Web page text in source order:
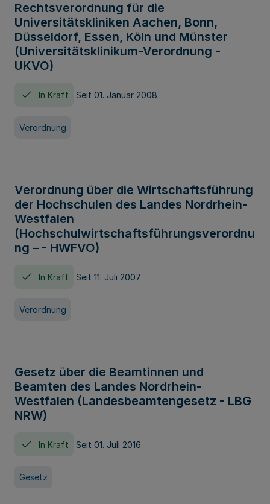
Rechtsverordnung für die
Universitätskliniken Aachen, Bonn,
Düsseldorf, Essen, Köln und Münster
(Universitätsklinikum-Verordnung -
UKVO)
In Kraft Seit 01. Januar 2008
Verordnung
Verordnung über die Wirtschaftsführung
der Hochschulen des Landes Nordrhein-
Westfalen
(Hochschulwirtschaftsführungsverordnu
ng – - HWFVO)
In Kraft Seit 11. Juli 2007
Verordnung
Gesetz über die Beamtinnen und
Beamten des Landes Nordrhein-
Westfalen (Landesbeamtengesetz - LBG
NRW)
In Kraft Seit 01. Juli 2016
Gesetz